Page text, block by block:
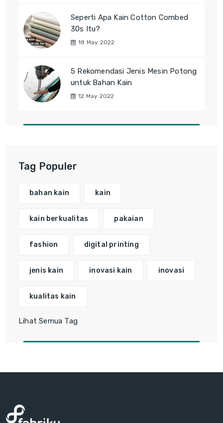
Seperti Apa Kain Cotton Combed
30s Itu?
18 May 2022
5 Rekomendasi Jenis Mesin Potong
untuk Bahan Kain
12 May 2022
Tag Populer
bahan kain kain
kain berkualitas pakaian
fashion digital printing
jenis kain inovasi kain inovasi
kualitas kain
Lihat Semua Tag